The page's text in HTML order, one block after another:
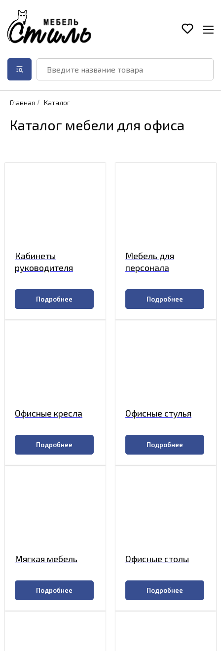
Главная / Каталог
Каталог мебели для офиса
Кабинеты
руководителя
Подробнее
Мебель для
персонала
Подробнее
Офисные кресла
Подробнее
Офисные стулья
Подробнее
Мягкая мебель
Подробнее
Офисные столы
Подробнее